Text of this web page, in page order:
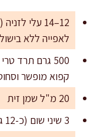
לאפייה ללא
קפוא מופשר
20 מ"ל שמן זית
3 שיני שום (כ-12 גרם) קצוצות דק